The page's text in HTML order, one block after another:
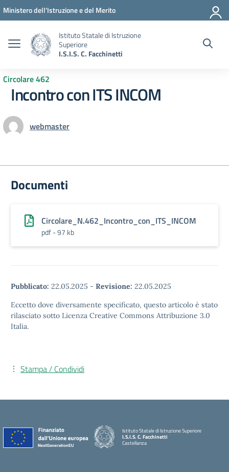
Vai ai contenuti
Vai al menu di navigazione
Vai al footer
Ministero dell'Istruzione e del Merito
Istituto Statale di Istruzione
Superiore
I.S.I.S. C. Facchinetti
Circolare 462
Incontro con ITS INCOM
webmaster
Documenti
Circolare_N.462_Incontro_con_ITS_INCOM
pdf - 97 kb
Pubblicato: 22.05.2025 - Revisione: 22.05.2025
Eccetto dove diversamente specificato, questo articolo è stato
rilasciato sotto Licenza Creative Commons Attribuzione 3.0
Italia.
Stampa / Condividi
Istituto Statale di Istruzione Superiore
I.S.I.S. C. Facchinetti
Castellanza